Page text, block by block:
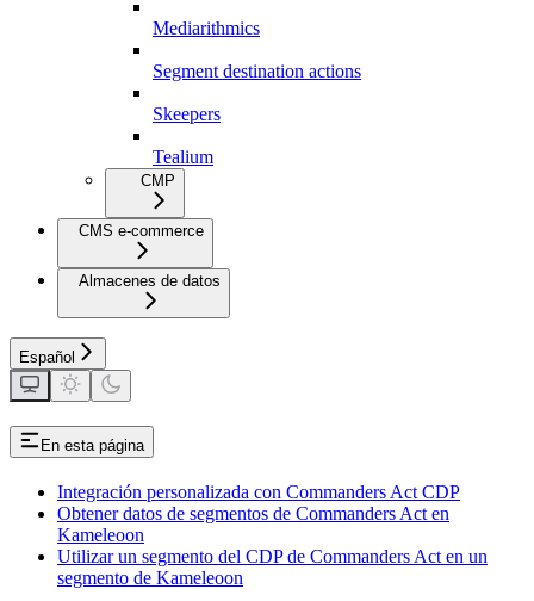
Mediarithmics
Segment destination actions
Skeepers
Tealium
CMP
CMS e-commerce
Almacenes de datos
Español
En esta página
Integración personalizada con Commanders Act CDP
Obtener datos de segmentos de Commanders Act en
Kameleoon
Utilizar un segmento del CDP de Commanders Act en un
segmento de Kameleoon